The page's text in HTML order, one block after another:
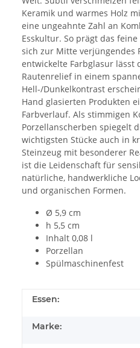
Keramik und warmes Holz
eine ungeahnte Zahl an
Esskultur. So prägt das
sich zur Mitte verjüngendes
entwickelte Farbglasur lässt
Rautenrelief in einem
Hell-/Dunkelkontrast
Hand glasierten Produkten
Farbverlauf. Als stimmigen
Porzellanscherben spiegelt
wichtigsten Stücke auch in
Steinzeug mit besonderer
ist die Leidenschaft für
natürliche, handwerkliche
und organischen Formen.
Ø 5,9 cm
h 5,5 cm
Inhalt 0,08 l
Porzellan
Spülmaschinenfest
Essen:
Marke: